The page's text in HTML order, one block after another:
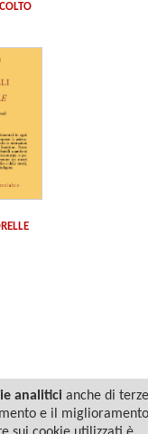
analiticianche di terze
e il miglioramento